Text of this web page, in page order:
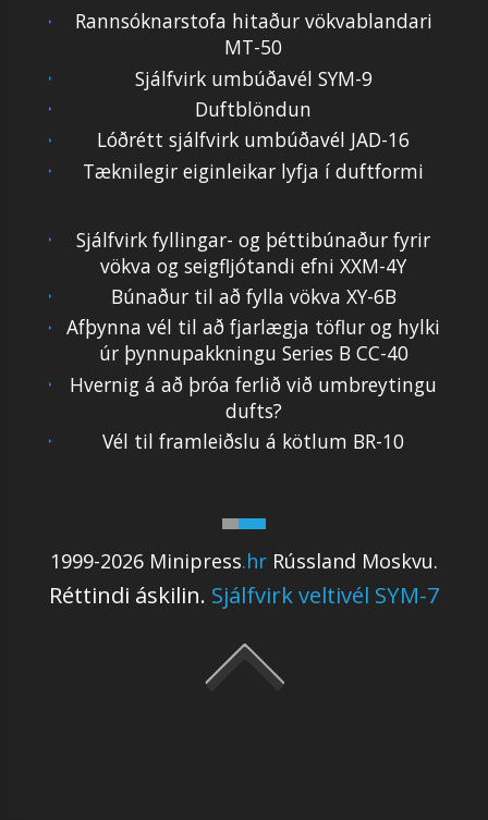
Rannsóknarstofa hitaður vökvablandari
MT-50
Sjálfvirk umbúðavél SYM-9
Duftblöndun
Lóðrétt sjálfvirk umbúðavél JAD-16
Tæknilegir eiginleikar lyfja í duftformi
1999-2026 Minipress.hr Rússland Moskvu.
Réttindi áskilin. Sjálfvirk veltivél SYM-7
Sjálfvirk fyllingar- og þéttibúnaður fyrir
vökva og seigfljótandi efni XXM-4Y
Búnaður til að fylla vökva XY-6B
Afþynna vél til að fjarlægja töflur og hylki
úr þynnupakkningu Series B CC-40
Hvernig á að þróa ferlið við umbreytingu
dufts?
Vél til framleiðslu á kötlum BR-10